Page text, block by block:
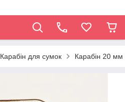
Карабін для сумок Карабін 20